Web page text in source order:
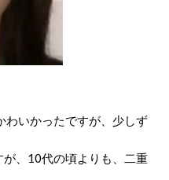
わいかったですが、少しず
が、10代の頃よりも、二重